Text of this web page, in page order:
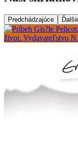
Predchádzajúce